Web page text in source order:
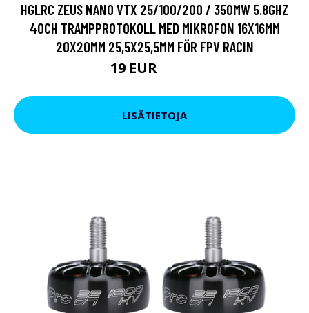
HGLRC ZEUS NANO VTX 25/100/200 / 350MW 5.8GHZ
40CH TRAMPPROTOKOLL MED MIKROFON 16X16MM
20X20MM 25,5X25,5MM FÖR FPV RACIN
19 EUR
LISÄTIETOJA